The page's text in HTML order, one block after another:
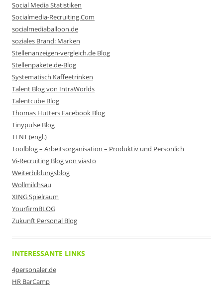
Social Media Statistiken
Socialmedia-Recruiting.Com
socialmediaballoon.de
soziales Brand: Marken
Stellenanzeigen-vergleich.de Blog
Stellenpakete.de-Blog
Systematisch Kaffeetrinken
Talent Blog von IntraWorlds
Talentcube Blog
Thomas Hutters Facebook Blog
Tinypulse Blog
TLNT (engl.)
Toolblog – Arbeitsorganisation – Produktiv und Persönlich
Vi-Recruiting Blog von viasto
Weiterbildungsblog
Wollmilchsau
XING Spielraum
YourfirmBLOG
Zukunft Personal Blog
INTERESSANTE LINKS
4personaler.de
HR BarCamp